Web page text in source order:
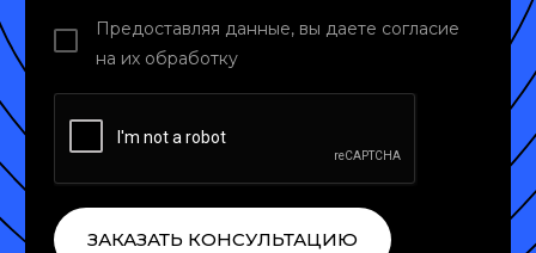
Предоставляя данные, вы даете согласие
на их обработку
ЗАКАЗАТЬ КОНСУЛЬТАЦИЮ